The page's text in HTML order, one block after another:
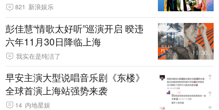
821 新浪娱乐
彭佳慧“情歌太好听”巡演开启 暌违
六年11月30日降临上海
我实在是纯洁了
早安主演大型说唱音乐剧《东楼》
全球首演上海站强势来袭
14 内地星娱